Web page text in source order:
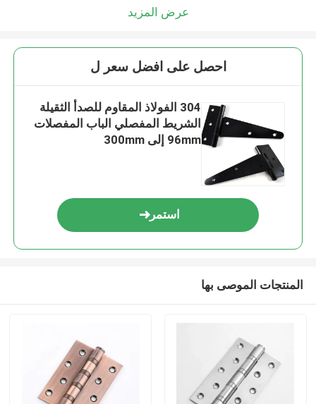
عرض المزيد
احصل على افضل سعر ل
304 الفولاذ المقاوم للصدأ الثقيلة
الشريط المفصلي الباب المفصلات
96mm إلى 300mm
استمر
المنتجات الموصى بها